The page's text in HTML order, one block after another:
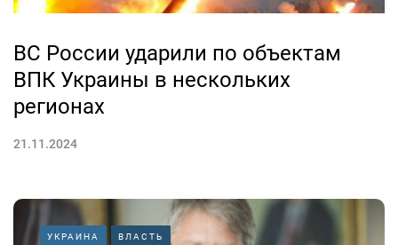
ВС России ударили по объектам
ВПК Украины в нескольких
регионах
21.11.2024
УКРАИНА ВЛАСТЬ